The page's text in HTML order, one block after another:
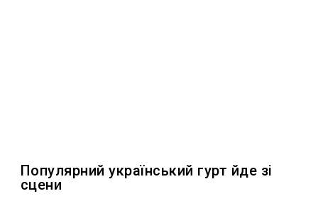
Популярний український гурт йде зі
сцени